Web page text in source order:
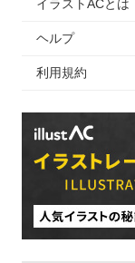
イラストACとは
ヘルプ
利用規約